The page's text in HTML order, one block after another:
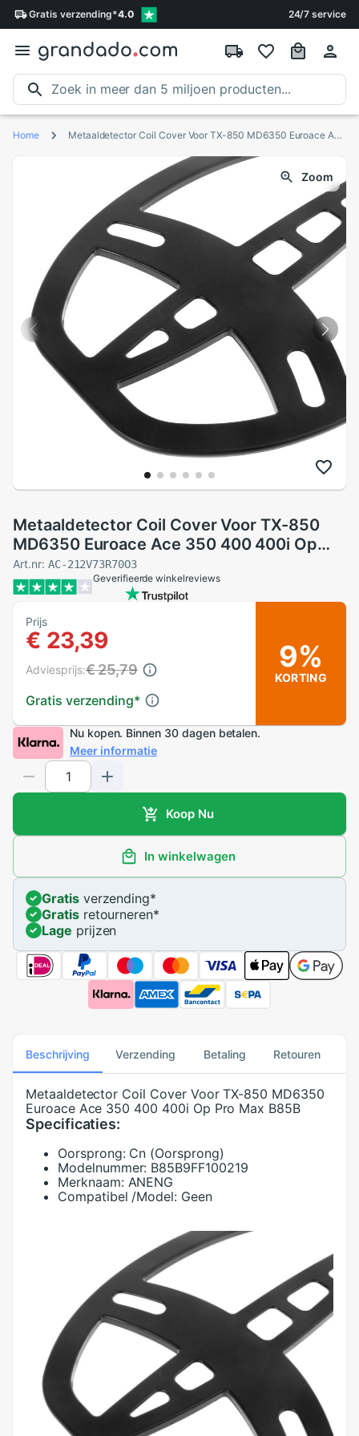
Gratis verzending*4.0 24/7 service
Home Metaaldetector Coil Cover Voor TX-850 MD6350 Euroace Ace 350 400 400i Op Pro Max B85B
Zoom
Metaaldetector Coil Cover Voor TX-850
MD6350 Euroace Ace 350 400 400i Op
Pro Max B85B
Art.nr: AC-212V73R70O3
Geverifieerde winkelreviews
Prijs
€ 23,39
Gratis verzending*
Adviesprijs:€ 25,79 9%
KORTING
Nu kopen. Binnen 30 dagen betalen.
Meer informatie
Koop Nu
In winkelwagen
Gratisverzending*
Gratisretourneren*
Lage prijzen
Beschrijving Verzending Betaling Retouren
Metaaldetector Coil Cover Voor TX-850 MD6350
Euroace Ace 350 400 400i Op Pro Max B85B
Specificaties:
Oorsprong: Cn (Oorsprong)
Modelnummer: B85B9FF100219
Merknaam: ANENG
Compatibel /Model: Geen